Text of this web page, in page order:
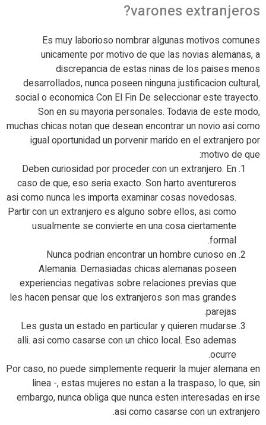
varones extranjeros?
Es muy laborioso nombrar algunas motivos comunes
unicamente por motivo de que las novias alemanas, a
discrepancia de estas ninas de los paises menos
desarrollados, nunca poseen ninguna justificacion cultural,
social o economica Con El Fin De seleccionar este trayecto.
Son en su mayoria personales. Todavia de este modo,
muchas chicas notan que desean encontrar un novio asi­ como
igual oportunidad un porvenir marido en el extranjero por
motivo de que:
Deben curiosidad por proceder con un extranjero. En
caso de que, eso seri­a exacto. Son harto aventureros
asi­ como nunca les importa examinar cosas novedosas.
Partir con un extranjero es alguno sobre ellos, asi­ como
usualmente se convierte en una cosa ciertamente
formal.
Nunca podri­an encontrar un hombre curioso en
Alemania. Demasiadas chicas alemanas poseen
experiencias negativas sobre relaciones previas que
les hacen pensar que los extranjeros son mas grandes
parejas.
Les gusta un estado en particular y quieren mudarse
alli. asi­ como casarse con un chico local. Eso ademas
ocurre.
Por caso, no puede simplemente requerir la mujer alemana en
linea -, estas mujeres no estan a la traspaso, lo que, sin
embargo, nunca obliga que nunca esten interesadas en irse
asi­ como casarse con un extranjero.